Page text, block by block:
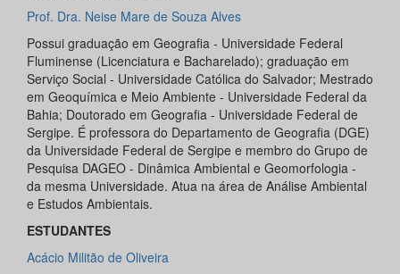
Prof. Dra. Neise Mare de Souza Alves
Possui graduação em Geografia - Universidade Federal
Fluminense (Licenciatura e Bacharelado); graduação em
Serviço Social - Universidade Católica do Salvador; Mestrado
em Geoquímica e Meio Ambiente - Universidade Federal da
Bahia; Doutorado em Geografia - Universidade Federal de
Sergipe. É professora do Departamento de Geografia (DGE)
da Universidade Federal de Sergipe e membro do Grupo de
Pesquisa DAGEO - Dinâmica Ambiental e Geomorfologia -
da mesma Universidade. Atua na área de Análise Ambiental
e Estudos Ambientais.
ESTUDANTES
Acácio Militão de Oliveira